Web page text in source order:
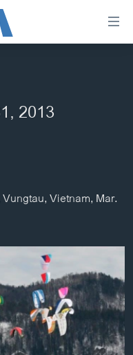
2013
Vietnam, Mar.